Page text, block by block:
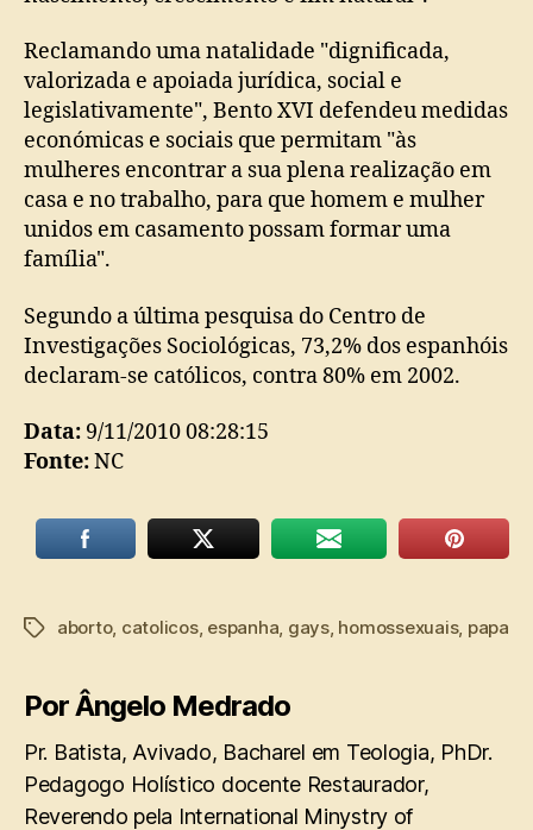
Reclamando uma natalidade "dignificada,
valorizada e apoiada jurídica, social e
legislativamente", Bento XVI defendeu medidas
económicas e sociais que permitam "às
mulheres encontrar a sua plena realização em
casa e no trabalho, para que homem e mulher
unidos em casamento possam formar uma
família".
Segundo a última pesquisa do Centro de
Investigações Sociológicas, 73,2% dos espanhóis
declaram-se católicos, contra 80% em 2002.
Data: 9/11/2010 08:28:15
Fonte:NC
Tagsaborto, catolicos, espanha gays, homossexuais, papa
Por Ângelo Medrado
Pr. Batista, Avivado, Bacharel em Teologia, PhDr.
Pedagogo Holístico docente Restaurador,
Reverendo pela International Minystry of